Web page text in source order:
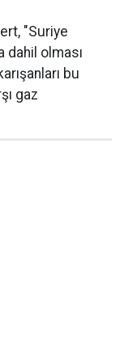
"Suriye
dahil olması
bu
gaz